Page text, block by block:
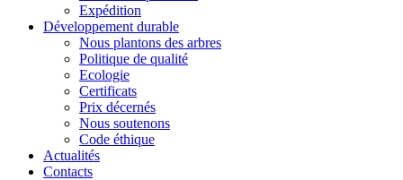
Expédition
Développement durable
Nous plantons des arbres
Politique de qualité
Ecologie
Certificats
Prix décernés
Nous soutenons
Code éthique
Actualités
Contacts